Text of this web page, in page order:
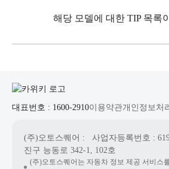
해당 모델에 대한 TIP 목록
대표번호 : 1600-2910이용약관개인정보처
(주)오토스퀘어 : 사업자등록번호 :
진구 능동로 342-1, 102호
(주)오토스퀘어는 자동차 정보 제공 서비스